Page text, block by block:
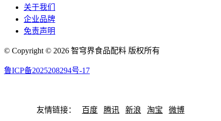
关于我们
企业品牌
免责声明
© Copyright © 2026 智穹界食品配料 版权所有
鲁ICP备2025208294号-17
友情链接： 百度 腾讯 新浪 淘宝 微博